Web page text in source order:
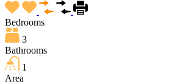
Bedrooms
3
Bathrooms
1
Area